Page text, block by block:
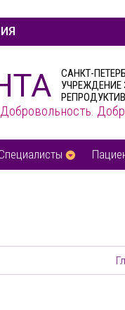
САНКТ-
УЧРЕЖДЕНИЕ